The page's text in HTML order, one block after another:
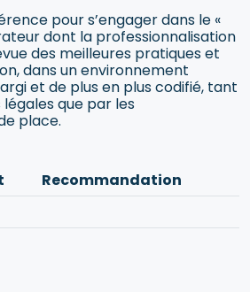
pour s’engager dans le «
dont la professionnalisation
des meilleures pratiques et
dans un environnement
et de plus en plus codifié, tant
que par les
place.
Recommandation